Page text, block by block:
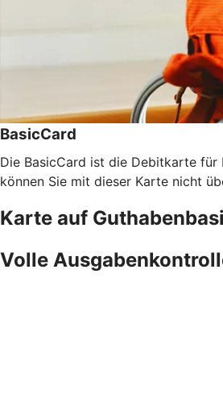
BasicCard
Die BasicCard ist die Debitkarte für
können Sie mit dieser Karte nicht
Karte auf
Volle